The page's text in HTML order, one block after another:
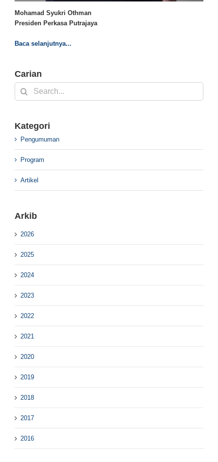
Mohamad Syukri Othman
Presiden Perkasa Putrajaya
Baca selanjutnya...
Carian
Search
Kategori
Pengumuman
Program
Artikel
Arkib
2026
2025
2024
2023
2022
2021
2020
2019
2018
2017
2016